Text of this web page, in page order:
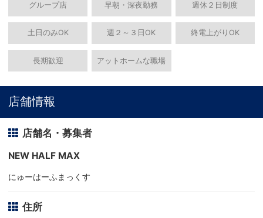
グループ店 早朝・深夜勤務 週休２日制度
土日のみOK 週２～３日OK 終電上がりOK
長期歓迎 アットホームな職場
店舗情報
店舗名・募集者
NEW HALF MAX
にゅーはーふまっくす
住所